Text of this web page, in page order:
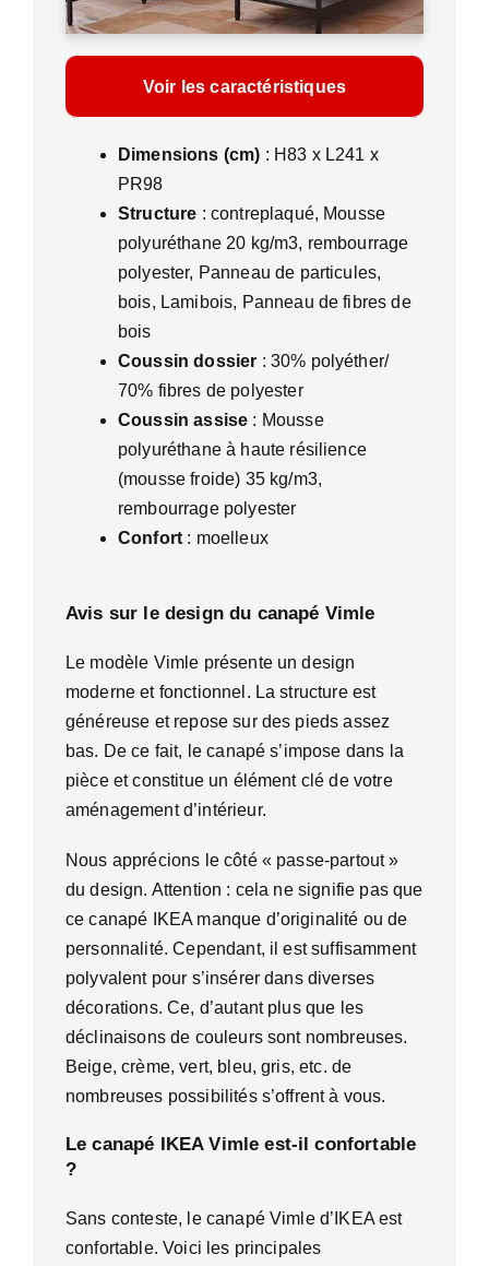
Voir les caractéristiques
Dimensions (cm) : H83 x L241 x
PR98
Structure : contreplaqué, Mousse
polyuréthane 20 kg/m3, rembourrage
polyester, Panneau de particules,
bois, Lamibois, Panneau de fibres de
bois
Coussin dossier : 30% polyéther/
70% fibres de polyester
Coussin assise : Mousse
polyuréthane à haute résilience
(mousse froide) 35 kg/m3,
rembourrage polyester
Confort : moelleux
Avis sur le design du canapé Vimle
Le modèle Vimle présente un design
moderne et fonctionnel. La structure est
généreuse et repose sur des pieds assez
bas. De ce fait, le canapé s’impose dans la
pièce et constitue un élément clé de votre
aménagement d’intérieur.
Nous apprécions le côté « passe-partout »
du design. Attention : cela ne signifie pas que
ce canapé IKEA manque d’originalité ou de
personnalité. Cependant, il est suffisamment
polyvalent pour s’insérer dans diverses
décorations. Ce, d’autant plus que les
déclinaisons de couleurs sont nombreuses.
Beige, crème, vert, bleu, gris, etc. de
nombreuses possibilités s’offrent à vous.
Le canapé IKEA Vimle est-il confortable
?
Sans conteste, le canapé Vimle d’IKEA est
confortable. Voici les principales